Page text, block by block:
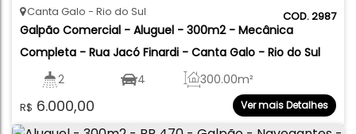
2987
Galpão Comercial - Aluguel - 300m2 - Mecânica
Completa - Rua Jacó Finardi - Canta Galo - Rio do Sul
R$ 6.000,00
Canta Galo Rio do Sul
2 300.00m²
4
Ver mais Detalhes